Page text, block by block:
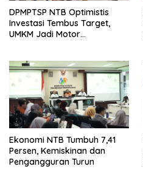
DPMPTSP NTB Optimistis
Investasi Tembus Target,
UMKM Jadi Motor
Ekonomi NTB Tumbuh 7,41
Persen, Kemiskinan dan
Pengangguran Turun